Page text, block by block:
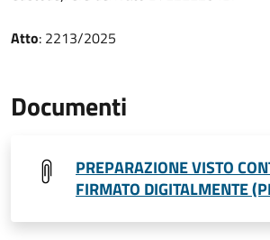
Atto: 2213/2025
Documenti
PREPARAZIONE VISTO
FIRMATO DIGITALMENTE